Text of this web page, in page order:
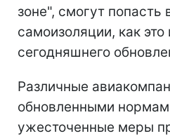
зоне", смогут попасть
самоизоляции, как
сегодняшнего
Различные
обновленными
ужесточенные меры